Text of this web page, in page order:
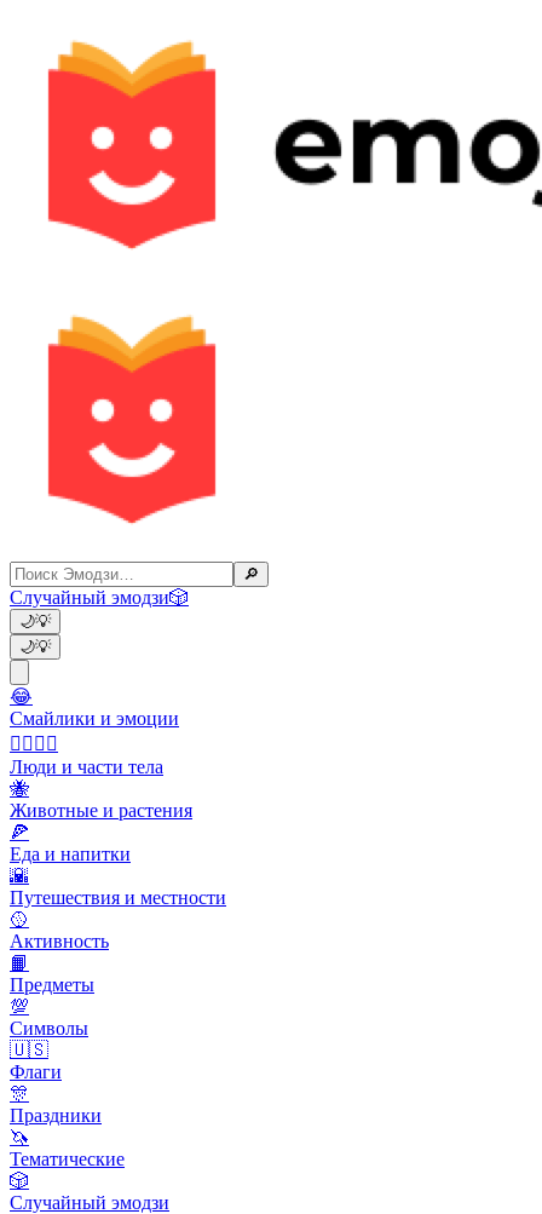
🔎
Случайный эмодзи🎲
🌙💡
🌙💡
😂
Смайлики и эмоции
👩‍❤️‍💋‍👨
Люди и части тела
🐝
Животные и растения
🍕
Еда и напитки
🌇
Путешествия и местности
🥎
Активность
📙
Предметы
💯
Символы
🇺🇸
Флаги
🎊
Праздники
🦄
Тематические
🎲
Случайный эмодзи